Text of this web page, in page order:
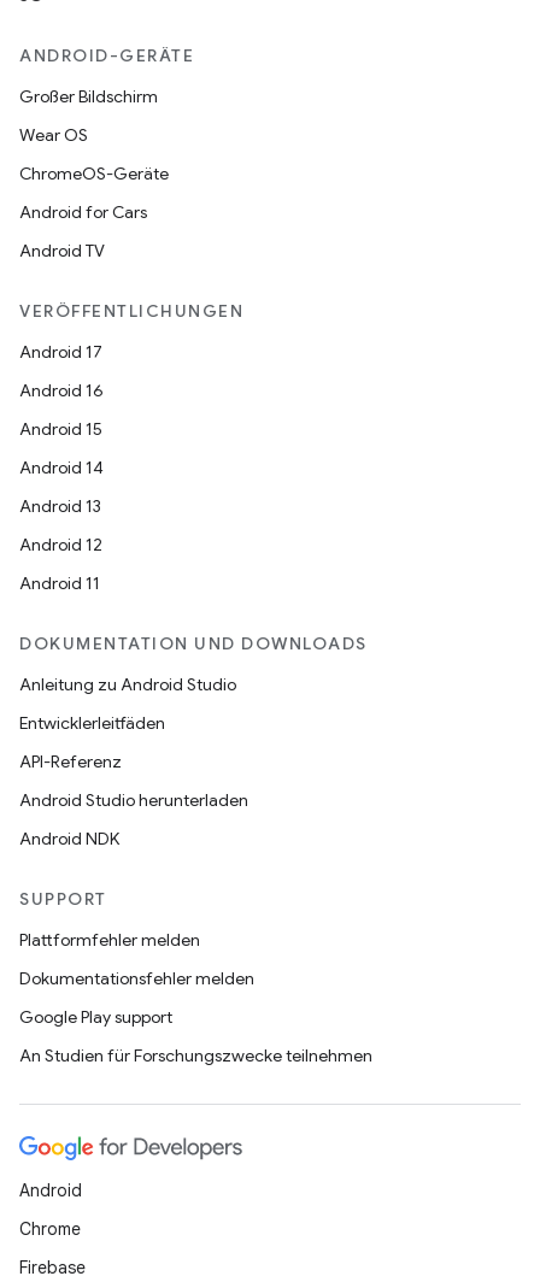
ANDROID-GERÄTE
Großer Bildschirm
Wear OS
ChromeOS-Geräte
Android for Cars
Android TV
VERÖFFENTLICHUNGEN
Android 17
Android 16
Android 15
Android 14
Android 13
Android 12
Android 11
DOKUMENTATION UND DOWNLOADS
Anleitung zu Android Studio
Entwicklerleitfäden
API-Referenz
Android Studio herunterladen
Android NDK
SUPPORT
Plattformfehler melden
Dokumentationsfehler melden
Google Play support
An Studien für Forschungszwecke teilnehmen
Android
Chrome
Firebase